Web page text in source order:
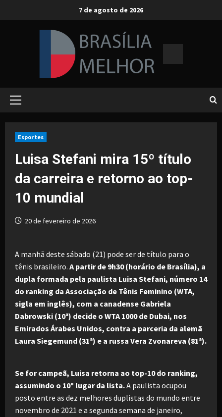
7 de agosto de 2026
Primary
Esportes
Luisa Stefani mira 15º título
da carreira e retorno ao top-
10 mundial
20 de fevereiro de 2026
A manhã deste sábado (21) pode ser de título para o
tênis brasileiro. A partir de 9h30 (horário de Brasília), a
dupla formada pela paulista Luisa Stefani, número 14
do ranking da Associação de Tênis Feminino (WTA,
sigla em inglês), com a canadense Gabriela
Dabrowski (10ª) decide o WTA 1000 de Dubai, nos
Emirados Árabes Unidos, contra a parceria da alemã
Laura Siegemund (31ª) e a russa Vera Zvonareva (81ª).
Se for campeã, Luisa retorna ao top-10 do ranking,
assumindo o 10º lugar da lista.A paulista ocupou
posto entre as dez melhores duplistas do mundo entre
novembro de 2021 e a segunda semana de janeiro,